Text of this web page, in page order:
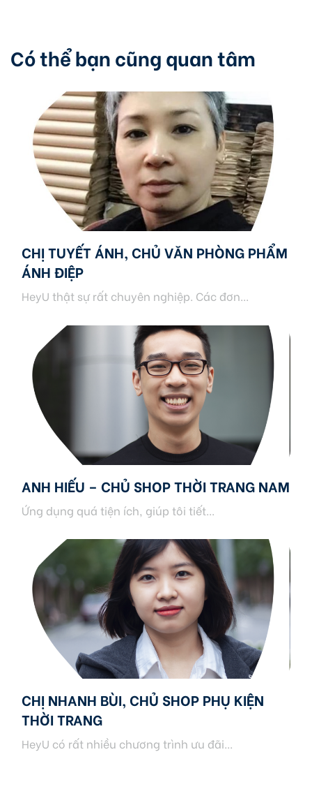
Có thể bạn cũng quan tâm
CHỊ TUYẾT ÁNH, CHỦ VĂN PHÒNG PHẨM
ÁNH ĐIỆP
HeyU thật sự rất chuyên nghiệp. Các đơn...
ANH HIẾU – CHỦ SHOP THỜI TRANG NAM
Ứng dụng quá tiện ích, giúp tôi tiết...
CHỊ NHANH BÙI, CHỦ SHOP PHỤ KIỆN
THỜI TRANG
HeyU có rất nhiều chương trình ưu đãi...